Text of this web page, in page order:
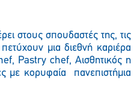
στους σπουδαστές της, τις
πετύχουν μια διεθνή καριέρα
Pastry chef, Αισθητικός η
με κορυφαία πανεπιστήμια